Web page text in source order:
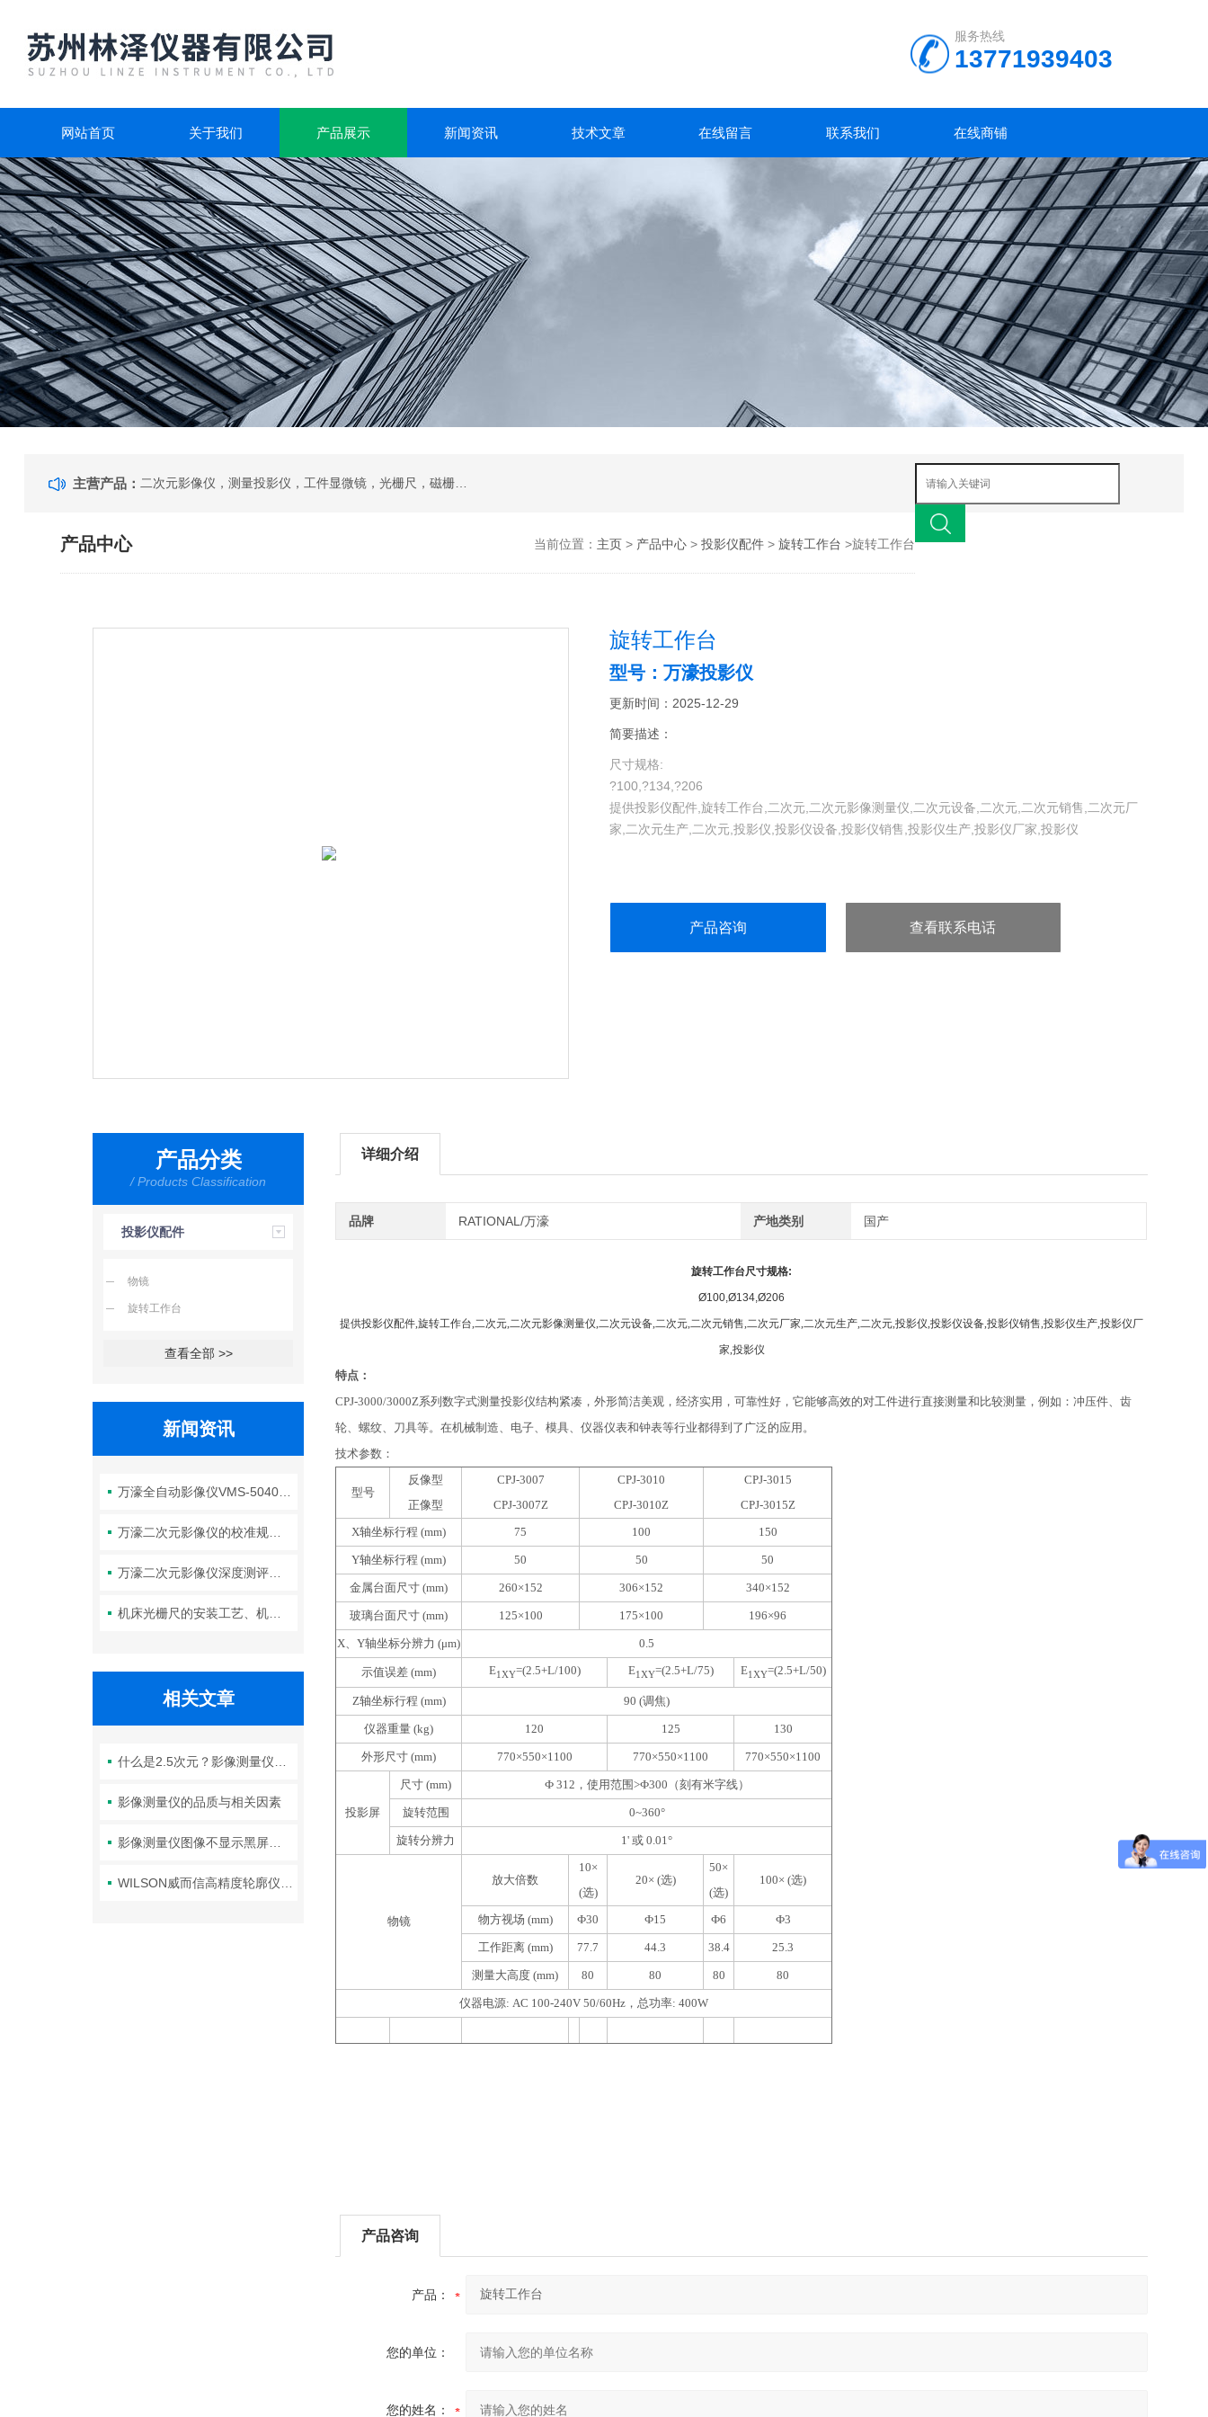
服务热线
13771939403
网站首页 关于我们 产品展示 新闻资讯 技术文章 在线留言 联系我们 在线商铺
主营产品：
产品中心 当前位置： 主页> 产品中心> 投影仪配件> 旋转工作台 >旋转工作台
旋转工作台
型号：万濠投影仪
更新时间：2025-12-29
简要描述：
尺寸规格:
?100,?134,?206
提供投影仪配件,旋转工作台,二次元,二次元影像测量仪,二次元设备,二次元,二次元销售,二次元厂
家,二次元生产,二次元,投影仪,投影仪设备,投影仪销售,投影仪生产,投影仪厂家,投影仪
产品咨询 查看联系电话
产品分类
/ Products Classification
投影仪配件
物镜
旋转工作台
查看全部 >>
新闻资讯
万濠全自动影像仪VMS-5040H的参数解读、操作技巧与维护全攻略
万濠二次元影像仪的校准规范：标准片选择、标定周期与精度验证方法
万濠二次元影像仪深度测评：高精度光学成像+智能测量，让复杂工件的尺寸检测变得又快又准！
机床光栅尺的安装工艺、机械与电气对齐精度对测量性能的影响分析
相关文章
影像测量仪的品质与相关因素
影像测量仪图像不显示黑屏等问题该怎么处理？
详细介绍
品牌 RATIONAL/万濠 产地类别 国产
旋转工作台尺寸规格:
Ø100,Ø134,Ø206
提供投影仪配件,旋转工作台,二次元,二次元影像测量仪,二次元设备,二次元,二次元销售,二次元厂家,二次元生产,二次元,投影仪,投影仪设备,投影仪销售,投影仪生产,投影仪厂
家,投影仪
特点：
CPJ-3000/3000Z系列数字式测量投影仪结构紧凑，外形简洁美观，经济实用，可靠性好，它能够高效的对工件进行直接测量和比较测量，例如：冲压件、齿
轮、螺纹、刀具等。在机械制造、电子、模具、仪器仪表和钟表等行业都得到了广泛的应用。
技术参数：
型号
反像型
正像型
CPJ-3007
CPJ-3007Z
CPJ-3010
CPJ-3010Z
CPJ-3015
CPJ-3015Z
X轴坐标行程 (mm) 75 100 150
Y轴坐标行程 (mm) 50 50 50
金属台面尺寸 (mm) 260×152 306×152 340×152
玻璃台面尺寸 (mm) 125×100 175×100 196×96
X、Y轴坐标分辨力 (μm) 0.5
示值误差 (mm) E1XY=(2.5+L/100) E1XY=(2.5+L/75) E1XY=(2.5+L/50)
Z轴坐标行程 (mm) 90 (调焦)
仪器重量 (kg) 120 125 130
外形尺寸 (mm) 770×550×1100 770×550×1100 770×550×1100
投影屏
尺寸 (mm) Ф 312 ，使用范围>Ф300（刻有米字线）
旋转范围 0~360°
旋转分辨力 1'或 0.01°
物镜
放大倍数
10×
(选)
20× (选)
50×
(选)
100× (选)
物方视场 (mm) Ф30 Ф15 Ф6 Ф3
工作距离 (mm) 77.7 44.3 38.4 25.3
测量大高度 (mm) 80 80 80 80
仪器电源: AC 100-240V 50/60Hz，总功率: 400W
产品咨询
产品：
您的单位：
您的姓名：